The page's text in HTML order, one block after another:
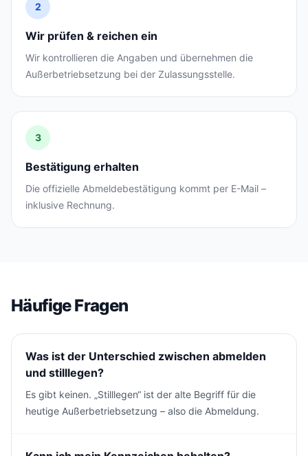
2
Wir prüfen & reichen ein
Wir kontrollieren die Angaben und übernehmen die
Außerbetriebsetzung bei der Zulassungsstelle.
3
Bestätigung erhalten
Die offizielle Abmeldebestätigung kommt per E-Mail –
inklusive Rechnung.
Häufige Fragen
Was ist der Unterschied zwischen abmelden
und stilllegen?
Es gibt keinen. „Stilllegen“ ist der alte Begriff für die
heutige Außerbetriebsetzung – also die Abmeldung.